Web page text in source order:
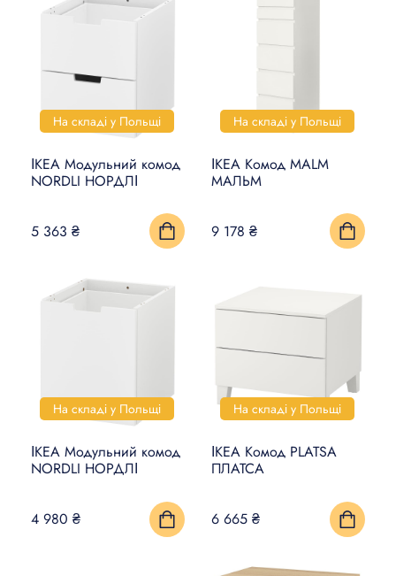
На складі у Польщі
ІКЕА Модульний комод
NORDLI НОРДЛІ
5 363 ₴
На складі у Польщі
ІКЕА Комод MALM
МАЛЬМ
9 178 ₴
На складі у Польщі
ІКЕА Модульний комод
NORDLI НОРДЛІ
4 980 ₴
На складі у Польщі
ІКЕА Комод PLATSA
ПЛАТСА
6 665 ₴